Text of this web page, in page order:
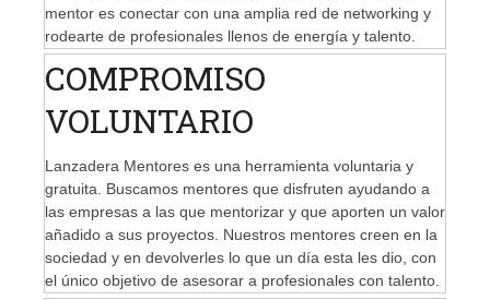
mentor es conectar con una amplia red de networking y
rodearte de profesionales llenos de energía y talento.
COMPROMISO
VOLUNTARIO
Lanzadera Mentores es una herramienta voluntaria y
gratuita. Buscamos mentores que disfruten ayudando a
las empresas a las que mentorizar y que aporten un valor
añadido a sus proyectos. Nuestros mentores creen en la
sociedad y en devolverles lo que un día esta les dio, con
el único objetivo de asesorar a profesionales con talento.